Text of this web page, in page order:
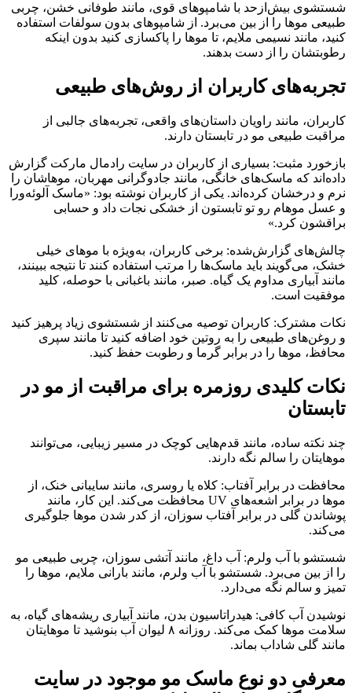
شستشوی بیش‌ازحد با شامپوهای قوی، مانند طوفانی خشن، چربی
طبیعی موها را از بین می‌برد. از شامپوهای بدون سولفات استفاده
کنید، مانند نسیمی ملایم، تا موها را پاکسازی کنید بدون اینکه
رطوبتشان را از دست بدهند.
تجربه‌های کاربران از روش‌های طبیعی
کاربران، مانند راویان داستان‌های واقعی، تجربه‌های جالبی از
مراقبت طبیعی مو در تابستان دارند.
بازخورد مثبت: بسیاری از کاربران در سایت رادمال مارکت گزارش
داده‌اند که ماسک‌های خانگی، مانند جادوگرانی مهربان، موهاشان را
نرم و درخشان کرده‌اند. یکی از کاربران نوشته بود: «ماسک آلوئه‌ورا
و عسل موهام رو تو تابستون از خشکی نجات داد و حسابی
براقشون کرد.»
چالش‌های گزارش‌شده: برخی کاربران، به‌ویژه با موهای خیلی
خشک، می‌گویند باید ماسک‌ها را مرتب استفاده کنند تا نتیجه ببینند،
مانند آبیاری مداوم یک گیاه. صبر، مانند باغبانی با حوصله، کلید
موفقیت است.
نکات مشترک: کاربران توصیه می‌کنند از شستشوی زیاد پرهیز کنید
و روغن‌های طبیعی را به روتین خود اضافه کنید تا مانند سپری
محافظ، موها را در برابر گرما و رطوبت حفظ کنید.
نکات کلیدی روزمره برای مراقبت از مو در
تابستان
چند نکته ساده، مانند قدم‌هایی کوچک در مسیر زیبایی، می‌توانند
موهایتان را سالم نگه دارند.
محافظت در برابر آفتاب: کلاه یا روسری، مانند سایبانی خنک، از
موها در برابر اشعه‌های UV محافظت می‌کند. این کار، مانند
پوشاندن گلی در برابر آفتاب سوزان، از کدر شدن موها جلوگیری
می‌کند.
شستشو با آب ولرم: آب داغ، مانند آتشی سوزان، چربی طبیعی مو
را از بین می‌برد. شستشو با آب ولرم، مانند بارانی ملایم، موها را
تمیز و سالم نگه می‌دارد.
نوشیدن آب کافی: هیدراتاسیون بدن، مانند آبیاری ریشه‌های گیاه، به
سلامت موها کمک می‌کند. روزانه ۸ لیوان آب بنوشید تا موهایتان
مانند گلی شاداب بماند.
معرفی دو نوع ماسک مو موجود در سایت